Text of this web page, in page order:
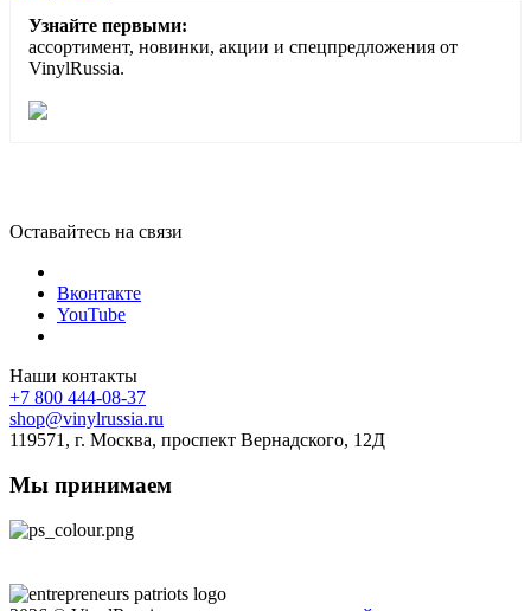
Узнайте первыми:
ассортимент, новинки, акции и спецпредложения от
VinylRussia.
Оставайтесь на связи
Вконтакте
YouTube
Наши контакты
+7 800 444-08-37
shop@vinylrussia.ru
119571, г. Москва, проспект Вернадского, 12Д
Мы принимаем